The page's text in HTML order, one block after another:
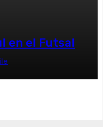
en el Futsal